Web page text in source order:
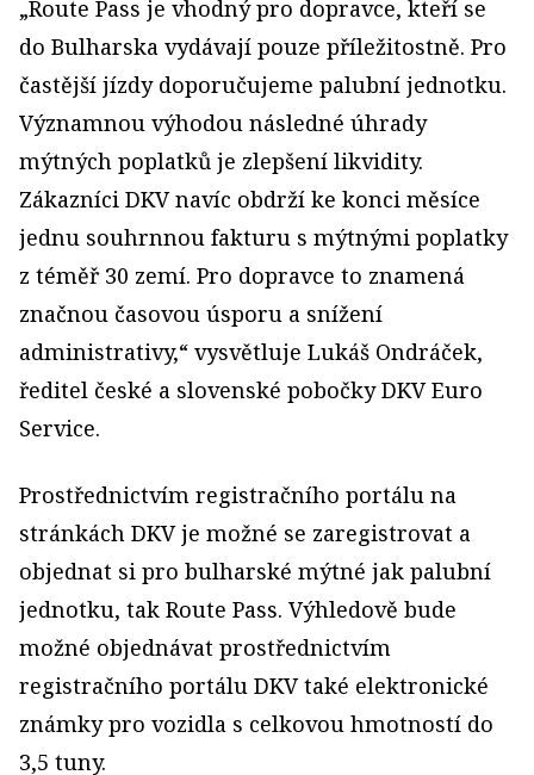
„Route Pass je vhodný pro dopravce, kteří se
do Bulharska vydávají pouze příležitostně. Pro
častější jízdy doporučujeme palubní jednotku.
Významnou výhodou následné úhrady
mýtných poplatků je zlepšení likvidity.
Zákazníci DKV navíc obdrží ke konci měsíce
jednu souhrnnou fakturu s mýtnými poplatky
z téměř 30 zemí. Pro dopravce to znamená
značnou časovou úsporu a snížení
administrativy,“ vysvětluje Lukáš Ondráček,
ředitel české a slovenské pobočky DKV Euro
Service.
Prostřednictvím registračního portálu na
stránkách DKV je možné se zaregistrovat a
objednat si pro bulharské mýtné jak palubní
jednotku, tak Route Pass. Výhledově bude
možné objednávat prostřednictvím
registračního portálu DKV také elektronické
známky pro vozidla s celkovou hmotností do
3,5 tuny.